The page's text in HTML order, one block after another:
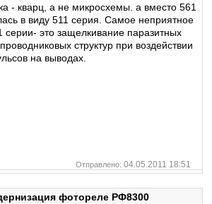
- кварц, а не микросхемы. а вместо 561
в виду 511 серия. Самое неприятное
серии- это защелкивание паразитных
структур при воздействии
на выводах.
Отправлено: 04.05.2011 18:51
фотореле РФ8300